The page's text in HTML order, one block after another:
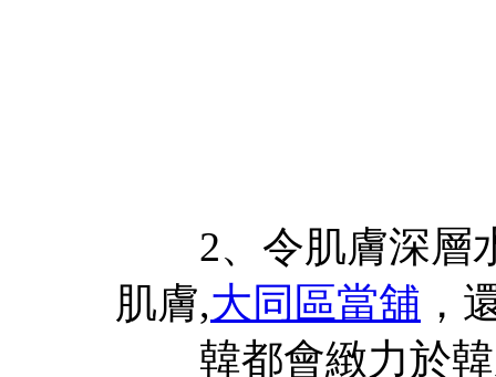
2、令肌膚深層水
肌膚,大同區當舖 ，
韓都會緻力於韓